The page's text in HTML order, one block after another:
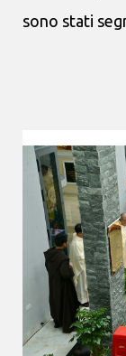
sono stati